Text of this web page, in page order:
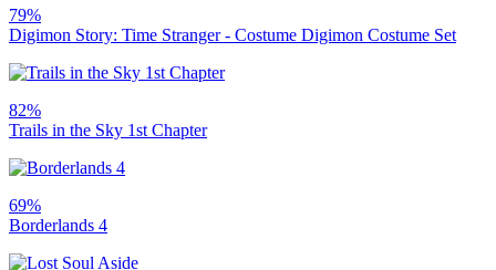
79%
Digimon Story: Time Stranger - Costume Digimon Costume Set
82%
Trails in the Sky 1st Chapter
69%
Borderlands 4